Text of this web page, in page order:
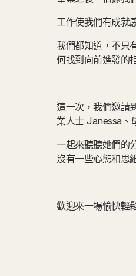
工作使我們有成就
我們都知道，不只
何找到向前進發的
這一次，我們邀請
業人士 Janessa、
一起來聽聽她們的
沒有一些心態和思
歡迎來一場愉快輕